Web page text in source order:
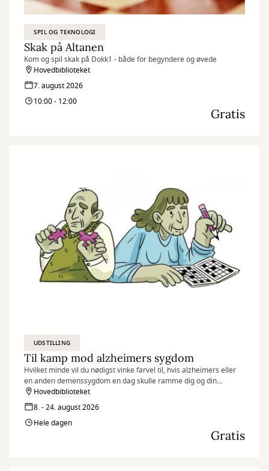
SPIL OG TEKNOLOGI
Skak på Altanen
Kom og spil skak på Dokk1 - både for begyndere og øvede
Hovedbiblioteket
7. august 2026
10:00 - 12:00
Gratis
UDSTILLING
Til kamp mod alzheimers sygdom
Hvilket minde vil du nødigst vinke farvel til, hvis alzheimers eller
en anden demenssygdom en dag skulle ramme dig og din
hukommelse?
Hovedbiblioteket
8. - 24. august 2026
Hele dagen
Gratis